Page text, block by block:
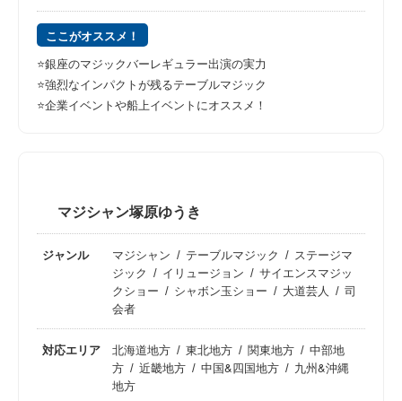
ここがオススメ！
⭐️銀座のマジックバーレギュラー出演の実力
⭐️強烈なインパクトが残るテーブルマジック
⭐️企業イベントや船上イベントにオススメ！
マジシャン塚原ゆうき
ジャンル マジシャン テーブルマジック
ステージマ
ジック
イリュージョン
サイエンスマジッ
クショー
シャボン玉ショー 大道芸人
司
会者
対応エリア 北海道地方 東北地方 関東地方
中部地
方
近畿地方 中国&四国地方
九州&沖縄
地方